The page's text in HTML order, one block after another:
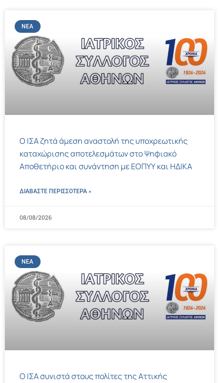
ΝΈΑ
Ο ΙΣΑ ζητά άμεση αναστολή της υποχρεωτικής
καταχώρισης αποτελεσμάτων στο Ψηφιακό
Αποθετήριο και συνάντηση με ΕΟΠΥΥ και ΗΔΙΚΑ
ΔΙΑΒΑΣΤΕ ΠΕΡΙΣΣΌΤΕΡΑ »
08/08/2026
ΝΈΑ
Ο ΙΣΑ συνιστά στους πολίτες της Αττικής